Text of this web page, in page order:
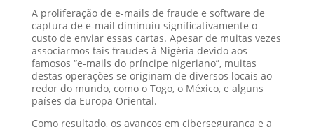
A proliferação de e-mails de fraude e software de
captura de e-mail diminuiu significativamente o
custo de enviar essas cartas. Apesar de muitas vezes
associarmos tais fraudes à Nigéria devido aos
famosos “e-mails do príncipe nigeriano”, muitas
destas operações se originam de diversos locais ao
redor do mundo, como o Togo, o México, e alguns
países da Europa Oriental.
Como resultado, os avanços em cibersegurança e a